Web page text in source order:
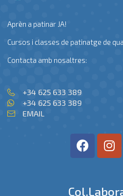
Aprèn a patinar JA!
Cursos i classes de patinatge de
Contacta amb nosaltres:
+34 625 633 389
+34 625 633 389
EMAIL